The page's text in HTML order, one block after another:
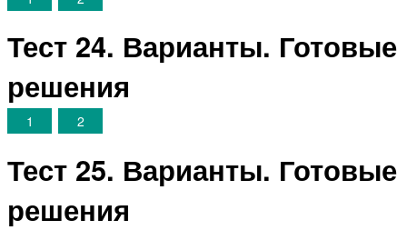
Тест 24. Варианты. Готовые
решения
1 2
Тест 25. Варианты. Готовые
решения